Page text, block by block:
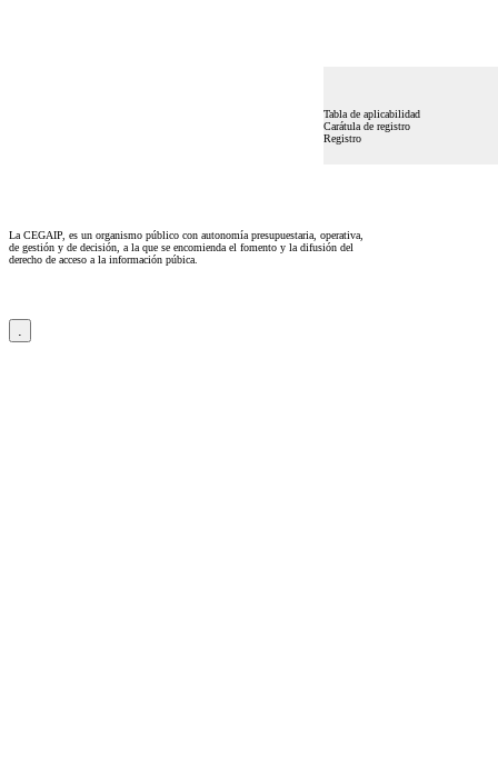
Tabla de aplicabilidad
Carátula de registro
Registro
La CEGAIP, es un organismo público con autonomía presupuestaria, operativa,
de gestión y de decisión, a la que se encomienda el fomento y la difusión del
derecho de acceso a la información púbica.